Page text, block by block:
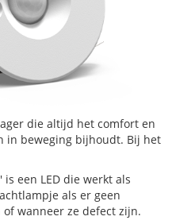
die altijd het comfort en
in beweging bijhoudt. Bij het
is een LED die werkt als
als er geen
wanneer ze defect zijn.